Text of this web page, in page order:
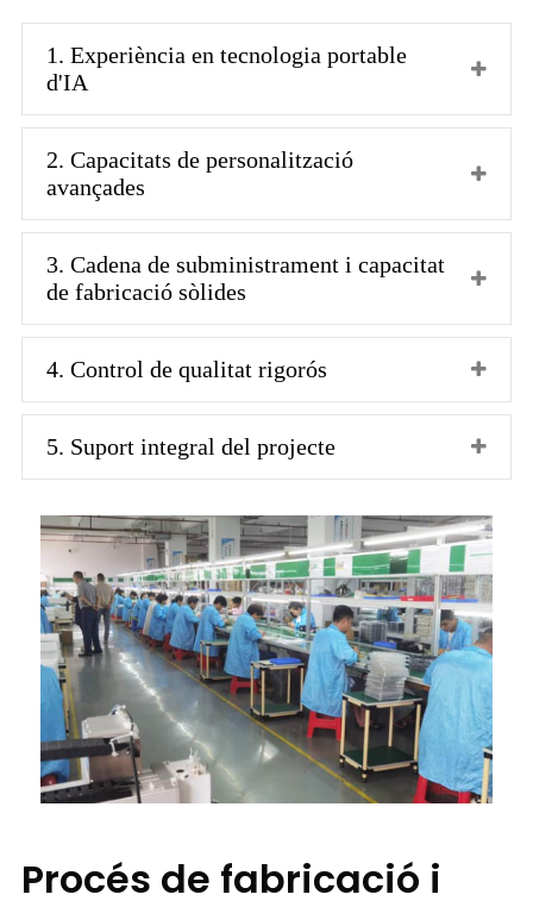
1. Experiència en tecnologia portable
d'IA
2. Capacitats de personalització
avançades
3. Cadena de subministrament i capacitat
de fabricació sòlides
4. Control de qualitat rigorós
5. Suport integral del projecte
Procés de fabricació i